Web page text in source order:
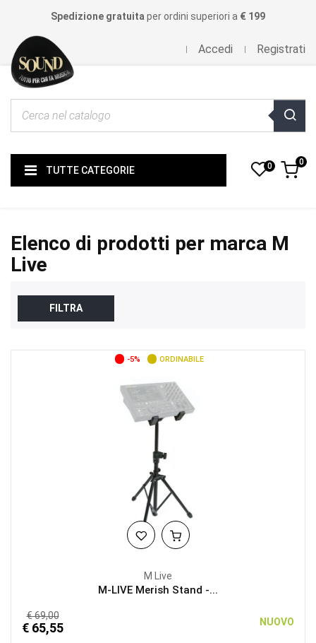
Spedizione gratuita per ordini superiori a € 199
Accedi Registrati
TUTTE CATEGORIE 0 0
Elenco di prodotti per marca M
Live
FILTRA
-5% ORDINABILE
M Live
M-LIVE Merish Stand -...
€ 69,00
€ 65,55 NUOVO